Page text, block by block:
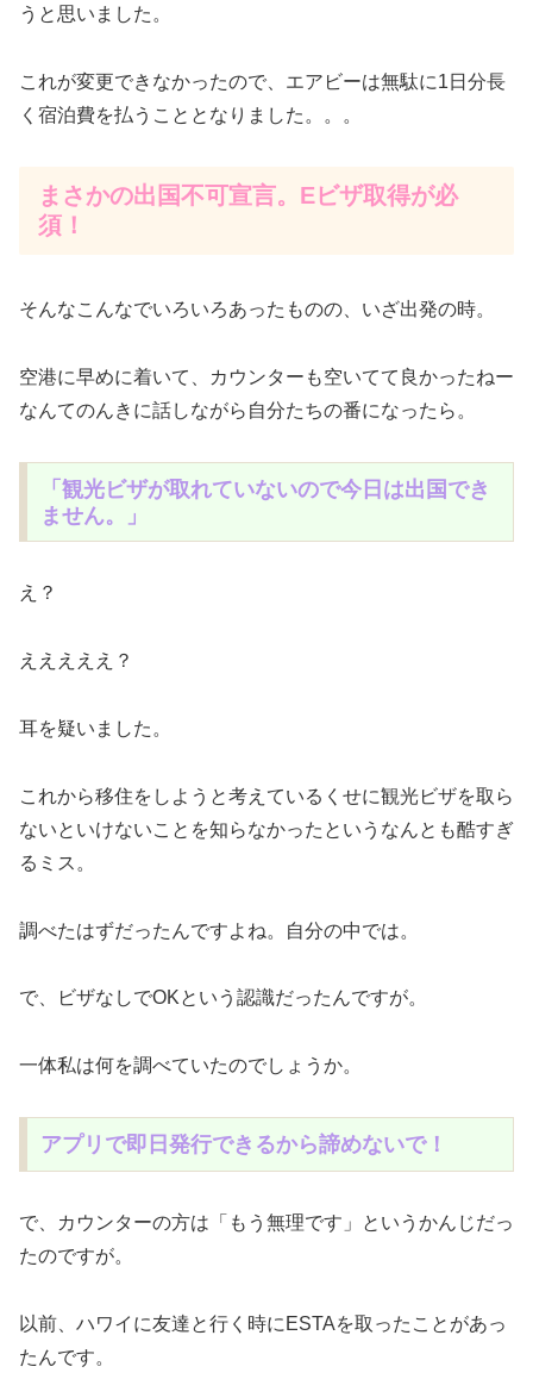
うと思いました。
これが変更できなかったので、エアビーは無駄に1日分長
く宿泊費を払うこととなりました。。。
まさかの出国不可宣言。Eビザ取得が必
須！
そんなこんなでいろいろあったものの、いざ出発の時。
空港に早めに着いて、カウンターも空いてて良かったねー
なんてのんきに話しながら自分たちの番になったら。
「観光ビザが取れていないので今日は出国でき
ません。」
え？
えええええ？
耳を疑いました。
これから移住をしようと考えているくせに観光ビザを取ら
ないといけないことを知らなかったというなんとも酷すぎ
るミス。
調べたはずだったんですよね。自分の中では。
で、ビザなしでOKという認識だったんですが。
一体私は何を調べていたのでしょうか。
アプリで即日発行できるから諦めないで！
で、カウンターの方は「もう無理です」というかんじだっ
たのですが。
以前、ハワイに友達と行く時にESTAを取ったことがあっ
たんです。